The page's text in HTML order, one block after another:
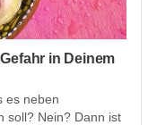
in Deinem
es neben
soll? Nein? Dann ist